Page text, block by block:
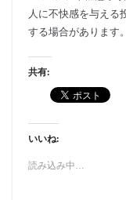
人に不快感を与える
する場合があります。
共有:
いいね:
読み込み中…